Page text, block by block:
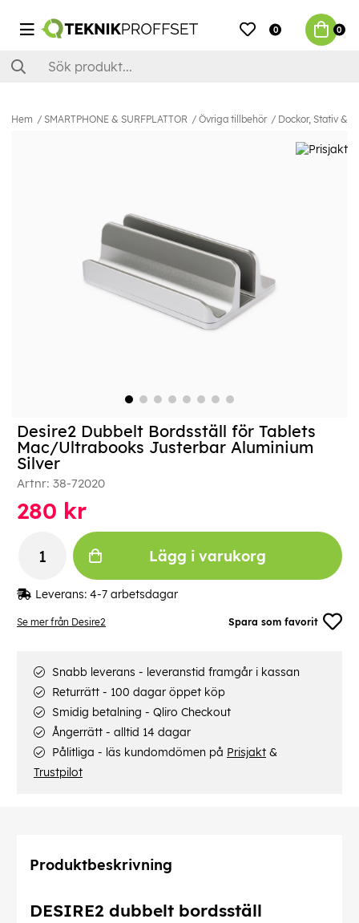
0 0
Hem SMARTPHONE & SURFPLATTOR Övriga tillbehör Dockor, Stativ &
Se mer från Desire2 Spara som favorit
Desire2 Dubbelt Bordsställ för Tablets
Mac/Ultrabooks Justerbar Aluminium
Silver
Artnr: 38-72020
280 kr
Lägg i varukorg
Leverans: 4-7 arbetsdagar
Snabb leverans - leveranstid framgår i kassan
Returrätt - 100 dagar öppet köp
Smidig betalning - Qliro Checkout
Ångerrätt - alltid 14 dagar
Pålitliga - läs kundomdömen på Prisjakt &
Trustpilot
Produktbeskrivning
DESIRE2 dubbelt bordsställ